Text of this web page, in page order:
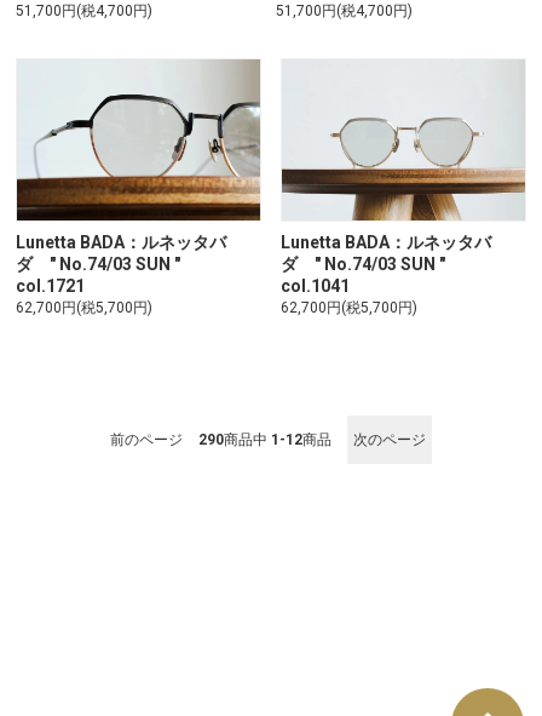
51,700円(税4,700円) 51,700円(税4,700円)
Lunetta BADA：ルネッタバ
ダ " No.74/03 SUN "
col.1721
62,700円(税5,700円)
Lunetta BADA：ルネッタバ
ダ " No.74/03 SUN "
col.1041
62,700円(税5,700円)
前のページ 290商品中 1-12商品 次のページ